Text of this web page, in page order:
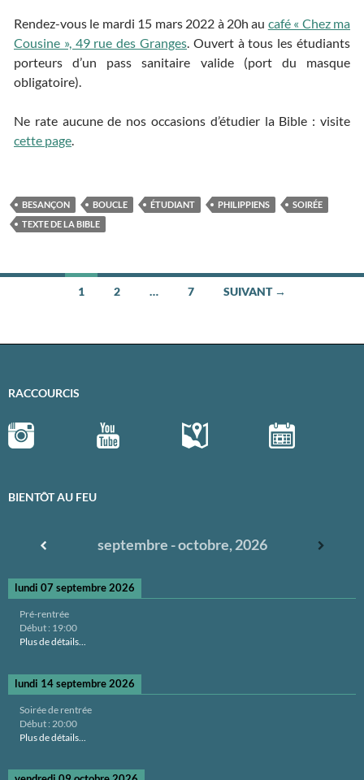
Rendez-vous le mardi 15 mars 2022 à 20h au café « Chez ma
Cousine », 49 rue des Granges . Ouvert à tous les étudiants
porteurs d’un pass sanitaire valide (port du masque
obligatoire).
Ne rate aucune de nos occasions d’étudier la Bible : visite
cette page
BESANÇON BOUCLE ÉTUDIANT PHILIPPIENS
SOIRÉE
TEXTE DE LA BIBLE
des
1 2 … 7 SUIVANT →
RACCOURCIS
BIENTÔT AU FEU
septembre - octobre, 2026
lundi 07 septembre 2026
Pré-rentrée
Début : 19:00
Plus de détails...
lundi 14 septembre 2026
Soirée de rentrée
Début : 20:00
Plus de détails...